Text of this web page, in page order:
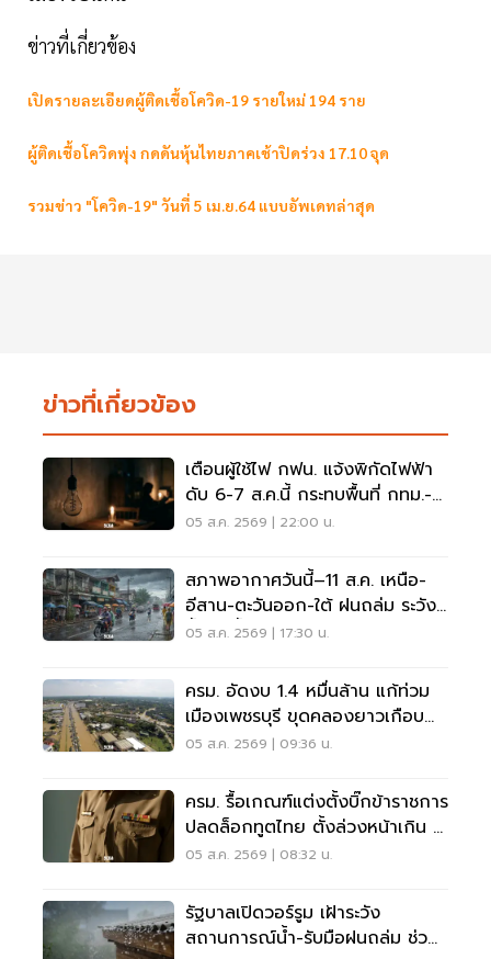
ข่าวที่เกี่ยวข้อง
เปิดรายละเอียดผู้ติดเชื้อโควิด-19 รายใหม่ 194 ราย
ผู้ติดเชื้อโควิดพุ่ง กดดันหุ้นไทยภาคเช้าปิดร่วง 17.10 จุด
รวมข่าว "โควิด-19" วันที่ 5 เม.ย.64 แบบอัพเดทล่าสุด
ข่าวที่เกี่ยวข้อง
เตือนผู้ใช้ไฟ กฟน. แจ้งพิกัดไฟฟ้า
ดับ 6-7 ส.ค.นี้ กระทบพื้นที่ กทม.-
นนทบุรี-สมุทรปราการ
05 ส.ค. 2569 | 22:00 น.
สภาพอากาศวันนี้–11 ส.ค. เหนือ-
อีสาน-ตะวันออก-ใต้ ฝนถล่ม ระวัง
น้ำป่า น้ำท่วมขัง
05 ส.ค. 2569 | 17:30 น.
ครม. อัดงบ 1.4 หมื่นล้าน แก้ท่วม
เมืองเพชรบุรี ขุดคลองยาวเกือบ
40 กม.
05 ส.ค. 2569 | 09:36 น.
ครม. รื้อเกณฑ์แต่งตั้งบิ๊กข้าราชการ
ปลดล็อกทูตไทย ตั้งล่วงหน้าเกิน 2
เดือน
05 ส.ค. 2569 | 08:32 น.
รัฐบาลเปิดวอร์รูม เฝ้าระวัง
สถานการณ์น้ำ-รับมือฝนถล่ม ช่วย